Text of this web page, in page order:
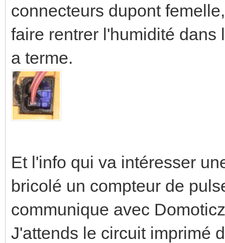
connecteurs dupont
faire rentrer l'humidité
a terme.
Et l'info qui va intéresser
bricolé un compteur de
communique avec
J'attends le circuit imprimé